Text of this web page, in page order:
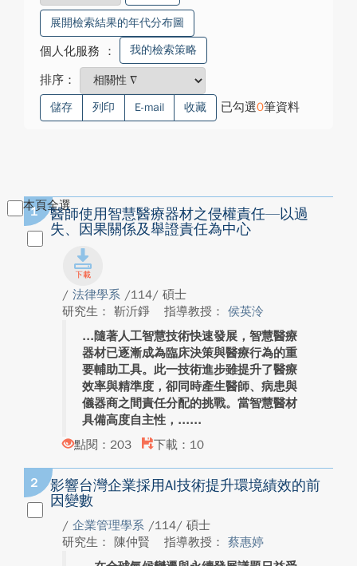
展開檢索結果的年代分布圖
個人化服務 ： 我的檢索策略
排序：
儲存 列印 E-mail 收藏 已勾選0筆資料
本頁全選
1
醫師使用智慧醫療器材之侵權責任—以過
失、因果關係及舉證責任為中心
/ 法律學系 /114/ 碩士
研究生： 靳沂錚
指導教授： 侯英泠
隨著人工智慧技術快速發展，智慧醫療
器材已逐漸成為臨床決策與醫療行為的重
要輔助工具。此一技術進步雖提升了醫療
效率與精準度，卻同時產生醫師、病患與
儀器商之間責任分配的挑戰。當智慧醫材
具備高度自主性，...
點閱：203
下載：10
2
影響台灣企業採用AI技術提升環境績效的前
因變數
/ 企業管理學系 /114/ 碩士
研究生： 陳仲賢
指導教授： 蔡惠婷